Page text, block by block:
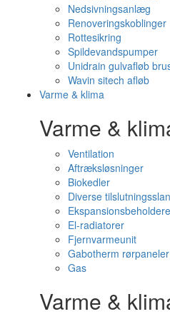
Nedsivningsanlæg
Renoveringskoblinger
Rottesikring
Spildevandspumper
Unidrain gulvafløb
Wavin sitech afløb
Varme & klima
Varme &
Ventilation
Aftræksløsninger
Biokedler
Diverse
Ekspansionsbeholdere
El-radiatorer
Fjernvarmeunit
Gabotherm rørpaneler
Gas
Varme &